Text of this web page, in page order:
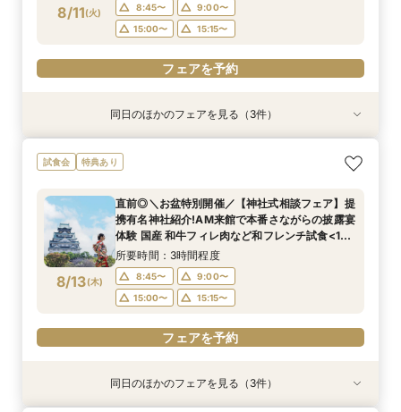
フェアを予約
フェアを予約
フェアを予約
8/11(火) 8:45〜
9:00〜
15:00〜
15:15〜
フェアを予約
特典あり
8/11 火)
【料理重視の方へおすすめ】組数限定◆グラン
シェフ豊後昌幸が手掛ける黒毛和牛etc2万円相
所要時間：3時間程度
8:45〜
9:00〜
15:00〜
15:15〜
フェアを予約
特典あり
8/11 火)
【神社式相談フェア】提携有名神社紹介!AM来館
で本番さながらの披露宴体験 国産 和牛フィレ肉
分特典>
所要時間：3時間程度
8:45〜
9:00〜
15:00〜
15:15〜
フェアを予約
特典あり
8/11 火)
好評！ガーデン挙式丸わかり◎2万坪の庭園満喫
×オリジナルウェディング庭園&会場見学×国産和
所要時間：3時間程度
8:45〜
9:00〜
15:00〜
15:15〜
フェアを予約
同日のほかのフェアを見る（3件）
試食会 特典あり
8/13(木)
直前◎＼お盆特別開催／【神社式相談フェア】提
携有名神社紹介!AM来館で本番さながらの披露宴
体験 国産 和牛フィレ肉など和フレンチ試食<1件
目来館で前撮り10万円分特典>
所要時間：3時間程度
8:45〜
9:00〜
15:00〜
15:15〜
フェアを予約
特典あり
特典あり
特典あり同日のほかのフェアを見る（3件）